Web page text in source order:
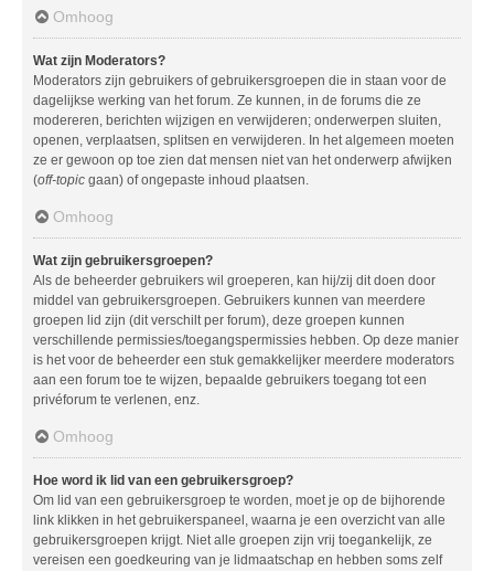
Omhoog
Wat zijn Moderators?
Moderators zijn gebruikers of gebruikersgroepen die in staan voor de
dagelijkse werking van het forum. Ze kunnen, in de forums die ze
modereren, berichten wijzigen en verwijderen; onderwerpen sluiten,
openen, verplaatsen, splitsen en verwijderen. In het algemeen moeten
ze er gewoon op toe zien dat mensen niet van het onderwerp afwijken
(off-topic gaan) of ongepaste inhoud plaatsen.
Omhoog
Wat zijn gebruikersgroepen?
Als de beheerder gebruikers wil groeperen, kan hij/zij dit doen door
middel van gebruikersgroepen. Gebruikers kunnen van meerdere
groepen lid zijn (dit verschilt per forum), deze groepen kunnen
verschillende permissies/toegangspermissies hebben. Op deze manier
is het voor de beheerder een stuk gemakkelijker meerdere moderators
aan een forum toe te wijzen, bepaalde gebruikers toegang tot een
privéforum te verlenen, enz.
Omhoog
Hoe word ik lid van een gebruikersgroep?
Om lid van een gebruikersgroep te worden, moet je op de bijhorende
link klikken in het gebruikerspaneel, waarna je een overzicht van alle
gebruikersgroepen krijgt. Niet alle groepen zijn vrij toegankelijk, ze
vereisen een goedkeuring van je lidmaatschap en hebben soms zelf